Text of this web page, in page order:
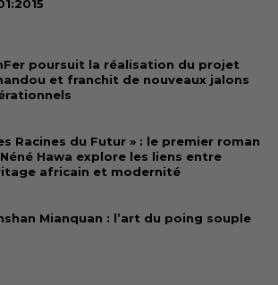
poursuit la réalisation du projet
et franchit de nouveaux jalons
Racines du Futur » : le premier roman
Hawa explore les liens entre
africain et modernité
Mianquan : l’art du poing souple